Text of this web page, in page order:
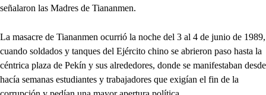
señalaron las Madres de Tiananmen.
La masacre de Tiananmen ocurrió la noche del 3 al 4 de junio de 1989,
cuando soldados y tanques del Ejército chino se abrieron paso hasta la
céntrica plaza de Pekín y sus alrededores, donde se manifestaban desde
hacía semanas estudiantes y trabajadores que exigían el fin de la